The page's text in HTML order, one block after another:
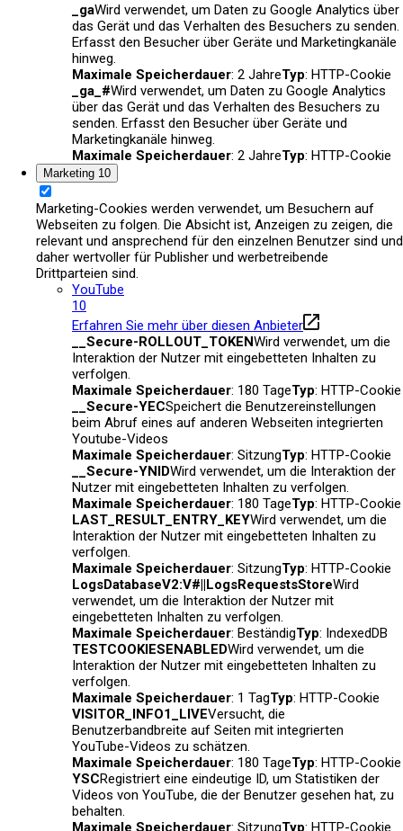
_gaWird verwendet, um Daten zu Google Analytics über
das Gerät und das Verhalten des Besuchers zu senden.
Erfasst den Besucher über Geräte und Marketingkanäle
hinweg.
Maximale Speicherdauer: 2 JahreTyp: HTTP-Cookie
_ga_#Wird verwendet, um Daten zu Google Analytics
über das Gerät und das Verhalten des Besuchers zu
senden. Erfasst den Besucher über Geräte und
Marketingkanäle hinweg.
Maximale Speicherdauer: 2 JahreTyp: HTTP-Cookie
Marketing 10
Marketing-Cookies werden verwendet, um Besuchern auf
Webseiten zu folgen. Die Absicht ist, Anzeigen zu zeigen, die
relevant und ansprechend für den einzelnen Benutzer sind und
daher wertvoller für Publisher und werbetreibende
Drittparteien sind.
YouTube
10
Erfahren Sie mehr über diesen Anbieter
__Secure-ROLLOUT_TOKENWird verwendet, um die
Interaktion der Nutzer mit eingebetteten Inhalten zu
verfolgen.
Maximale Speicherdauer: 180 TageTyp: HTTP-Cookie
__Secure-YECSpeichert die Benutzereinstellungen
beim Abruf eines auf anderen Webseiten integrierten
Youtube-Videos
Maximale Speicherdauer: SitzungTyp: HTTP-Cookie
__Secure-YNIDWird verwendet, um die Interaktion der
Nutzer mit eingebetteten Inhalten zu verfolgen.
Maximale Speicherdauer: 180 TageTyp: HTTP-Cookie
LAST_RESULT_ENTRY_KEYWird verwendet, um die
Interaktion der Nutzer mit eingebetteten Inhalten zu
verfolgen.
Maximale Speicherdauer: SitzungTyp: HTTP-Cookie
LogsDatabaseV2:V#||LogsRequestsStoreWird
verwendet, um die Interaktion der Nutzer mit
eingebetteten Inhalten zu verfolgen.
Maximale Speicherdauer: BeständigTyp: IndexedDB
TESTCOOKIESENABLEDWird verwendet, um die
Interaktion der Nutzer mit eingebetteten Inhalten zu
verfolgen.
Maximale Speicherdauer: 1 TagTyp: HTTP-Cookie
VISITOR_INFO1_LIVEVersucht, die
Benutzerbandbreite auf Seiten mit integrierten
YouTube-Videos zu schätzen.
Maximale Speicherdauer: 180 TageTyp: HTTP-Cookie
YSCRegistriert eine eindeutige ID, um Statistiken der
Videos von YouTube, die der Benutzer gesehen hat, zu
behalten.
Maximale Speicherdauer: SitzungTyp: HTTP-Cookie